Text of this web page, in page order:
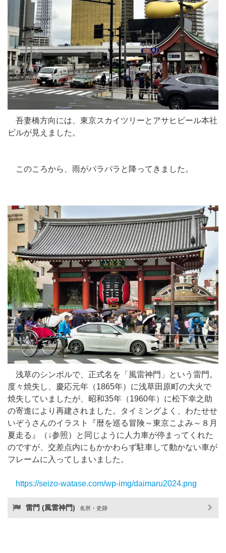
吾妻橋方向には、東京スカイツリーとアサヒビール本社
ビルが見えました。
このころから、雨がパラパラと降ってきました。
浅草のシンボルで、正式名を「風雷神門」という雷門。
度々焼失し、慶応元年（1865年）に浅草田原町の大火で
焼失していましたが、昭和35年（1960年）に松下幸之助
の寄進により再建されました。タイミングよく、わたせせ
いぞうさんのイラスト『暦を巡る冒険～東京こよみ～８月
夏走る』（↓参照）と同じように人力車が停まってくれた
のですが、交差点内にもかかわらず駐車して動かない車が
フレームに入ってしまいました。
https://seizo-watase.com/wp-img/daimaru2024.png
雷門 (風雷神門) 名所・史跡